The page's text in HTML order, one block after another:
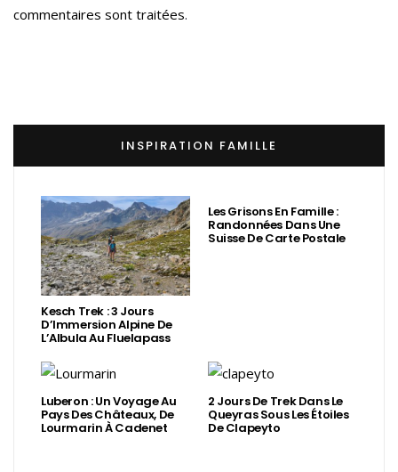
commentaires sont traitées.
INSPIRATION FAMILLE
Kesch Trek : 3 Jours
D’Immersion Alpine De
L’Albula Au Fluelapass
Les Grisons En Famille :
Randonnées Dans Une
Suisse De Carte Postale
Luberon : Un Voyage Au
Pays Des Châteaux, De
Lourmarin À Cadenet
2 Jours De Trek Dans Le
Queyras Sous Les Étoiles
De Clapeyto